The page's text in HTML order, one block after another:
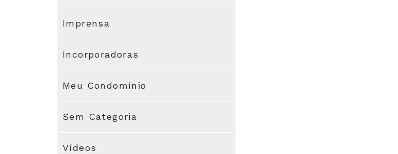
Imprensa
Incorporadoras
Meu Condomínio
Sem Categoria
Vídeos